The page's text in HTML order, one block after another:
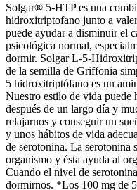
Solgar® 5-HTP es una
hidroxitriptofano junto a
puede ayudar a disminuir el
psicológica normal,
dormir. Solgar L-5-
de la semilla de Griffonia
5 hidroxitriptófano es un
Nuestro estilo de vida puede
después de un largo día y
relajarnos y conseguir un
y unos hábitos de vida
de serotonina. La serotonina
organismo y ésta ayuda al
Cuando el nivel de
dormirnos. *Los 100 mg de